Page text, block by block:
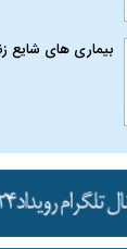
بیماری‌ های شایع